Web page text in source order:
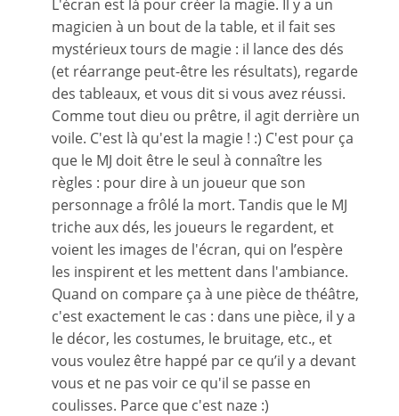
L'écran est là pour créer la magie. Il y a un
magicien à un bout de la table, et il fait ses
mystérieux tours de magie : il lance des dés
(et réarrange peut-être les résultats), regarde
des tableaux, et vous dit si vous avez réussi.
Comme tout dieu ou prêtre, il agit derrière un
voile. C'est là qu'est la magie ! :) C'est pour ça
que le MJ doit être le seul à connaître les
règles : pour dire à un joueur que son
personnage a frôlé la mort. Tandis que le MJ
triche aux dés, les joueurs le regardent, et
voient les images de l'écran, qui on l’espère
les inspirent et les mettent dans l'ambiance.
Quand on compare ça à une pièce de théâtre,
c'est exactement le cas : dans une pièce, il y a
le décor, les costumes, le bruitage, etc., et
vous voulez être happé par ce qu’il y a devant
vous et ne pas voir ce qu'il se passe en
coulisses. Parce que c'est naze :)